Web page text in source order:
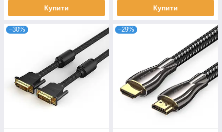
Купити Купити
–30% –29%